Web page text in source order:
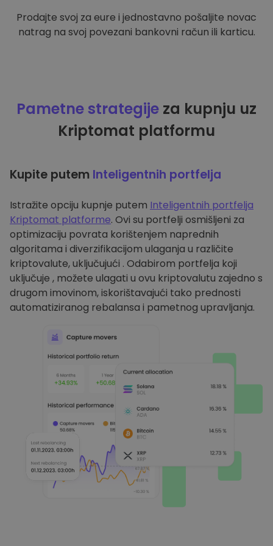
Prodajte svoj za eure i jednostavno pošaljite novac
natrag na svoj povezani bankovni račun ili karticu.
Pametne strategije za kupnju uz
Kriptomat platformu
Kupite putem Inteligentnih portfelja
Istražite opciju kupnje putem Inteligentnih portfelja
Kriptomat platforme. Ovi su portfelji osmišljeni za
optimizaciju povrata korištenjem naprednih
algoritama i diverzifikacijom ulaganja u različite
kriptovalute, uključujući . Odabirom portfelja koji
uključuje , možete ulagati u ovu kriptovalutu zajedno s
drugom imovinom, iskorištavajući tako prednosti
automatiziranog rebalansa i pametnog upravljanja.